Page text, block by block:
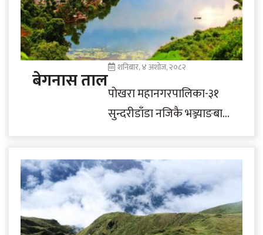
बेगनास ताल शनिबार, ४ अशोज, २०८२
पोखरा महानगरपालिका-३१
सुन्दरीडाँडा नजिकै भञ्ज्याङबाट